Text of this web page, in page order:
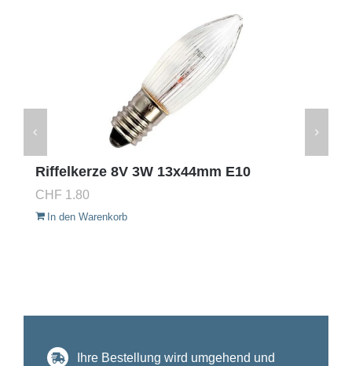
Riffelkerze 8V 3W 13x44mm E10
CHF 1.80
In den Warenkorb
Ihre Bestellung wird umgehend und